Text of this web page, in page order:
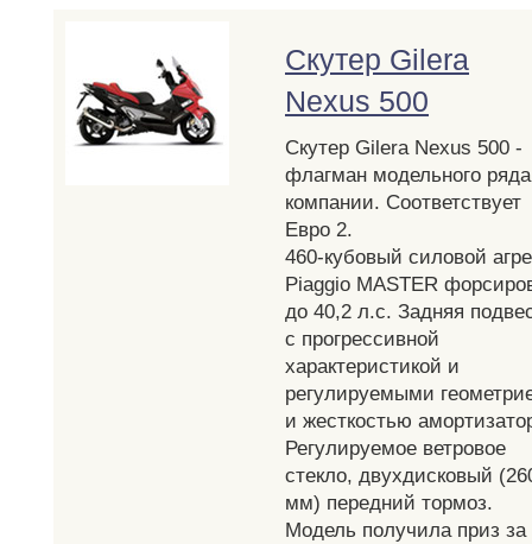
Скутер Gilera
Nexus 500
Скутер Gilera Nexus 500 -
флагман модельного ряда
компании. Соответствует
Евро 2.
460-кубовый силовой
Piaggio MASTER
до 40,2 л.с. Задняя
с прогрессивной
характеристикой и
регулируемыми
и жесткостью
Регулируемое ветровое
стекло, двухдисковый
мм) передний тормоз.
Модель получила приз за